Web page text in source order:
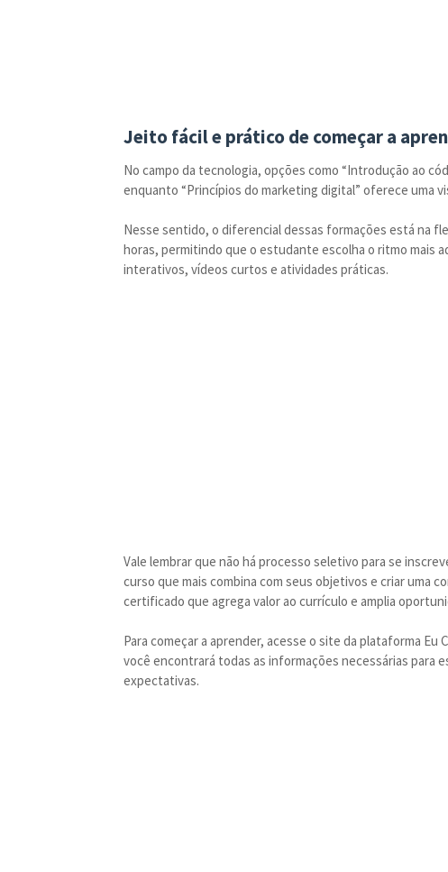
Jeito fácil e prático de começar a
No campo da tecnologia, opções como “Introdução ao
enquanto “Princípios do marketing digital” oferece uma
Nesse sentido, o diferencial dessas formações está na
horas, permitindo que o estudante escolha o ritmo mais
interativos, vídeos curtos e atividades práticas.
Vale lembrar que não há processo seletivo para se
curso que mais combina com seus objetivos e criar uma
certificado que agrega valor ao currículo e amplia
Para começar a aprender, acesse o site da plataforma
você encontrará todas as informações necessárias para
expectativas.